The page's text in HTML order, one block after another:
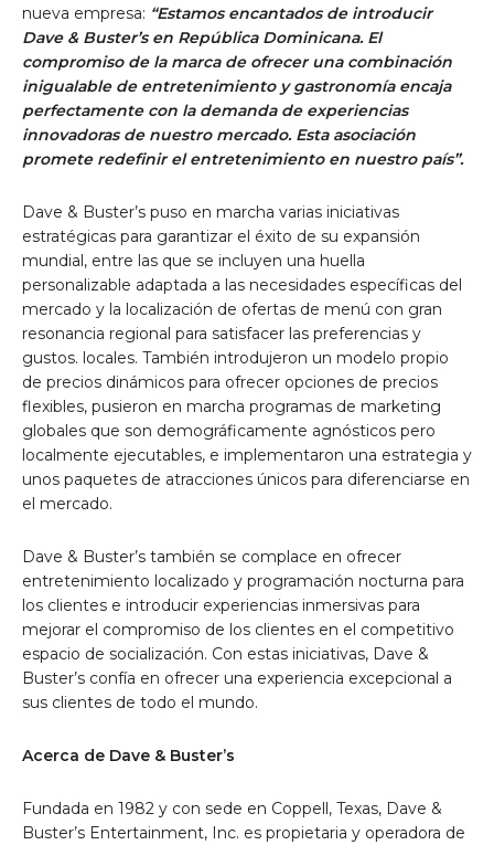
nueva empresa: “Estamos encantados de introducir
Dave & Buster’s en República Dominicana. El
compromiso de la marca de ofrecer una combinación
inigualable de entretenimiento y gastronomía encaja
perfectamente con la demanda de experiencias
innovadoras de nuestro mercado. Esta asociación
promete redefinir el entretenimiento en nuestro país”.
Dave & Buster’s puso en marcha varias iniciativas
estratégicas para garantizar el éxito de su expansión
mundial, entre las que se incluyen una huella
personalizable adaptada a las necesidades específicas del
mercado y la localización de ofertas de menú con gran
resonancia regional para satisfacer las preferencias y
gustos. locales. También introdujeron un modelo propio
de precios dinámicos para ofrecer opciones de precios
flexibles, pusieron en marcha programas de marketing
globales que son demográficamente agnósticos pero
localmente ejecutables, e implementaron una estrategia y
unos paquetes de atracciones únicos para diferenciarse en
el mercado.
Dave & Buster’s también se complace en ofrecer
entretenimiento localizado y programación nocturna para
los clientes e introducir experiencias inmersivas para
mejorar el compromiso de los clientes en el competitivo
espacio de socialización. Con estas iniciativas, Dave &
Buster’s confía en ofrecer una experiencia excepcional a
sus clientes de todo el mundo.
Acerca de Dave & Buster’s
Fundada en 1982 y con sede en Coppell, Texas, Dave &
Buster’s Entertainment, Inc. es propietaria y operadora de